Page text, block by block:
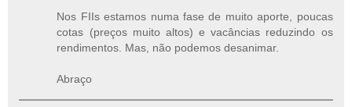
Nos FIIs estamos numa fase de muito aporte, poucas
cotas (preços muito altos) e vacâncias reduzindo os
rendimentos. Mas, não podemos desanimar.
Abraço